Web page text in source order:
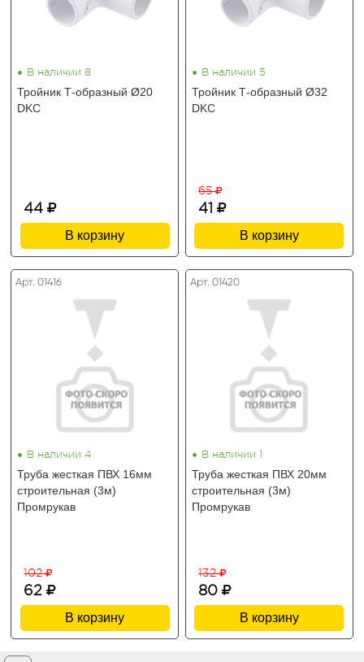
• В наличии 8
Тройник Т-образный Ø20
DKC
44
В корзину
• В наличии 5
Тройник Т-образный Ø32
DKC
65
41
В корзину
Арт. 01416
• В наличии 4
Труба жесткая ПВХ 16мм
строительная (3м)
Промрукав
102
62
В корзину
Арт. 01420
• В наличии 1
Труба жесткая ПВХ 20мм
строительная (3м)
Промрукав
132
80
В корзину